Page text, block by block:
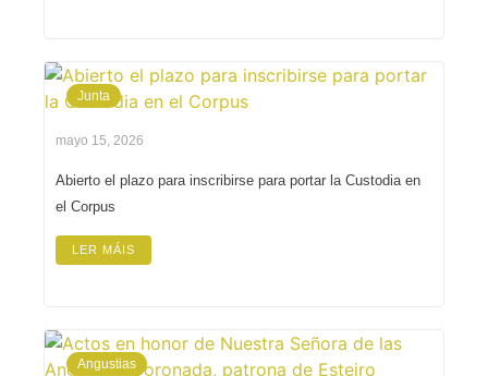
Junta
mayo 15, 2026
Abierto el plazo para inscribirse para portar la Custodia en
el Corpus
LER MÁIS
Angustias